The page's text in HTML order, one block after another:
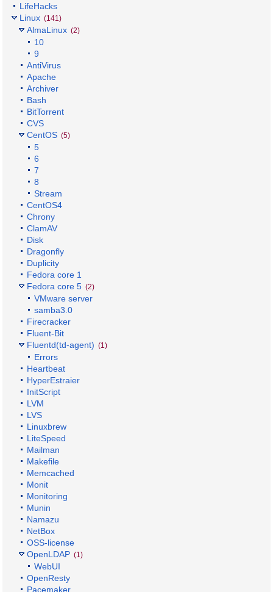
LifeHacks
Linux (141)
AlmaLinux (2)
10
9
AntiVirus
Apache
Archiver
Bash
BitTorrent
CVS
CentOS (5)
5
6
7
8
Stream
CentOS4
Chrony
ClamAV
Disk
Dragonfly
Duplicity
Fedora core 1
Fedora core 5 (2)
VMware server
samba3.0
Firecracker
Fluent-Bit
Fluentd(td-agent) (1)
Errors
Heartbeat
HyperEstraier
InitScript
LVM
LVS
Linuxbrew
LiteSpeed
Mailman
Makefile
Memcached
Monit
Monitoring
Munin
Namazu
NetBox
OSS-license
OpenLDAP (1)
WebUI
OpenResty
Pacemaker